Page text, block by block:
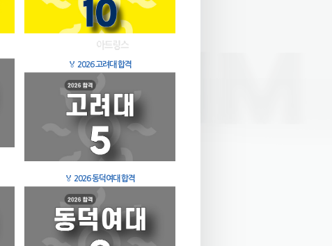
🏅 2026 고려대 합격
🏅 2026 동덕여대 합격